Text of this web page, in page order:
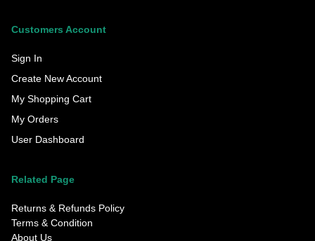
Customers Account
Sign In
Create New Account
My Shopping Cart
My Orders
User Dashboard
Related Page
Returns & Refunds Policy
Terms & Condition
About Us